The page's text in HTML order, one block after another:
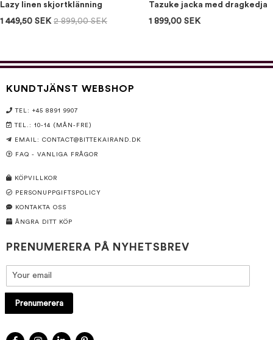
Lazy linen skjortklänning
1 449,50 SEK 2 899,00 SEK
Tazuke jacka med dragkedja
1 899,00 SEK
KUNDTJÄNST WEBSHOP
TEL: +45 8891 9907
TEL.: 10-14 (MÅN-FRE)
EMAIL: CONTACT@BITTEKAIRAND.DK
FAQ - VANLIGA FRÅGOR
KÖPVILLKOR
PERSONUPPGIFTSPOLICY
KONTAKTA OSS
ÅNGRA DITT KÖP
PRENUMERERA PÅ NYHETSBREV
Prenumerera